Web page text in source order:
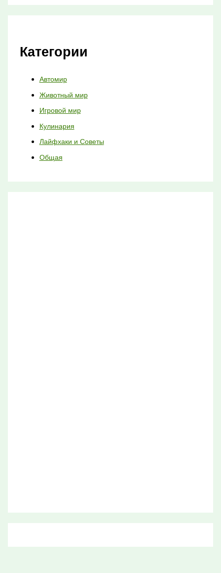
Категории
Автомир
Животный мир
Игровой мир
Кулинария
Лайфхаки и Советы
Общая